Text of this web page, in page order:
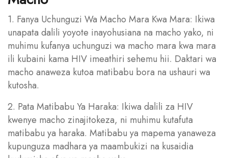
1. Fanya Uchunguzi Wa Macho Mara Kwa Mara: Ikiwa
unapata dalili yoyote inayohusiana na macho yako, ni
muhimu kufanya uchunguzi wa macho mara kwa mara
ili kubaini kama HIV imeathiri sehemu hii. Daktari wa
macho anaweza kutoa matibabu bora na ushauri wa
kutosha.
2. Pata Matibabu Ya Haraka: Ikiwa dalili za HIV
kwenye macho zinajitokeza, ni muhimu kutafuta
matibabu ya haraka. Matibabu ya mapema yanaweza
kupunguza madhara ya maambukizi na kusaidia